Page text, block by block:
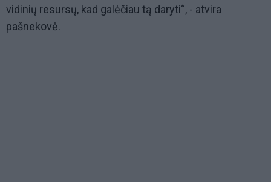
vidinių resursų, kad galėčiau tą daryti“, - atvira
pašnekovė.